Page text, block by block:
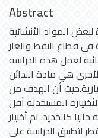
Abstract
المواد الأنشائية
في قطاع النفط والغاز
لعمل هذة الدراسة
هي مادة اللدائن
أن الهدف من
المستحدثة أقل
كالحديد. تم أختيار
لتطبيق الدراسة على